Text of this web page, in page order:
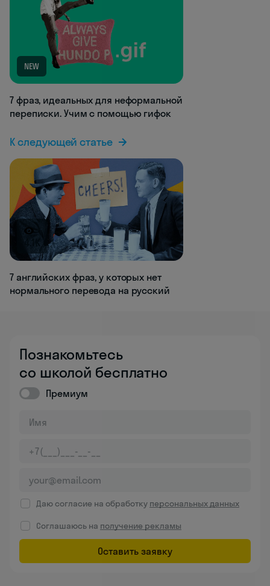
NEW
7 фраз, идеальных для неформальной
переписки. Учим с помощью гифок
К следующей статье
7 английских фраз, у которых нет
нормального перевода на русский
Познакомьтесь
со школой бесплатно
Премиум
Даю согласие на обработку персональных данных
Соглашаюсь на получение рекламы
Оставить заявку